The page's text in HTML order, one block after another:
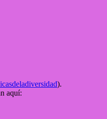
).
aquí: